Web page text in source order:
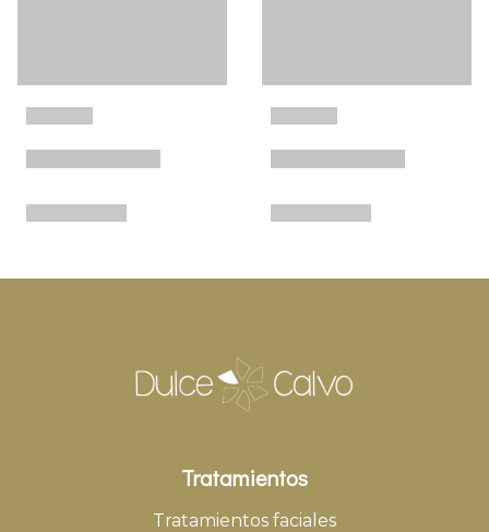
Tratamientos
Tratamientos faciales